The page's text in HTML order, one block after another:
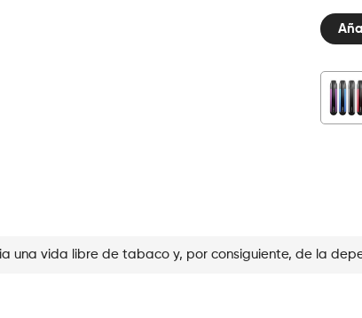
Puff
Pod
Fizzy
Cola
una vida libre de tabaco y, por consiguiente, de la